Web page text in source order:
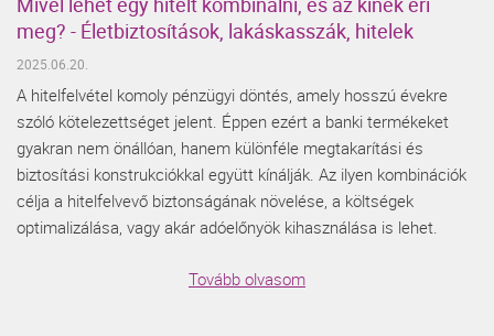
meg? - Életbiztosítások, lakáskasszák, hitelek
2025.06.20.
A hitelfelvétel komoly pénzügyi döntés, amely hosszú évekre
szóló kötelezettséget jelent. Éppen ezért a banki termékeket
gyakran nem önállóan, hanem különféle megtakarítási és
biztosítási konstrukciókkal együtt kínálják. Az ilyen kombinációk
célja a hitelfelvevő biztonságának növelése, a költségek
optimalizálása, vagy akár adóelőnyök kihasználása is lehet.
Tovább olvasom